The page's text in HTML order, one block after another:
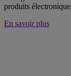
produits
En savoir plus